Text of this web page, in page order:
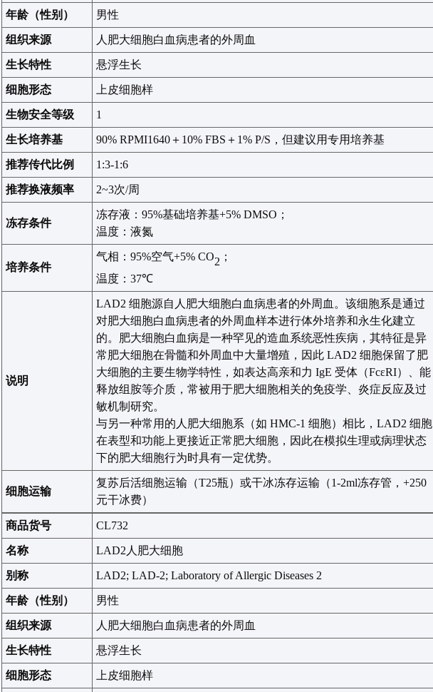
年龄（性别） 男性
组织来源 人肥大细胞白血病患者的外周血
生长特性 悬浮生长
细胞形态 上皮细胞样
生物安全等级 1
生长培养基 90%RPMI1640＋ 10% FBS ＋ 1% P/S ，但建议用专用培养基
推荐传代比例 1:3-1:6
推荐换液频率 2~3次/周
冻存条件
冻存液：95%基础培养基+5% DMSO ；
温度：液氮
培养条件
气相：95%空气+5% CO2 ；
温度：37℃
说明
LAD2细胞源自人肥大细胞白血病患者的外周血。该细胞系是通过
对肥大细胞白血病患者的外周血样本进行体外培养和永生化建立
的。肥大细胞白血病是一种罕见的造血系统恶性疾病，其特征是异
常肥大细胞在骨髓和外周血中大量增殖，因此LAD2细胞保留了肥
大细胞的主要生物学特性，如表达高亲和力IgE 受体（FcεRI）、能
释放组胺等介质，常被用于肥大细胞相关的免疫学、炎症反应及过
敏机制研究。
与另一种常用的人肥大细胞系（如 HMC-1细胞）相比，LAD2细胞
在表型和功能上更接近正常肥大细胞，因此在模拟生理或病理状态
下的肥大细胞行为时具有一定优势。
细胞运输
复苏后活细胞运输（T25瓶）或干冰冻存运输（1-2ml冻存管，+250
元干冰费）
商品货号 CL732
名称 LAD2 人肥大细胞
别称 LAD2; LAD-2; Laboratory of Allergic Diseases 2
年龄（性别） 男性
组织来源 人肥大细胞白血病患者的外周血
生长特性 悬浮生长
细胞形态 上皮细胞样